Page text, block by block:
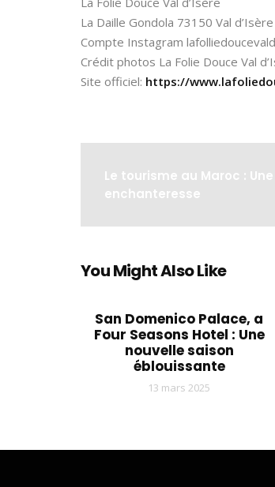
La Daille Gondola 73150 Val d’Isère
Compte Instagram
Crédit photos La Folie Douce Val
Site officiel: https://
Le tourisme au Maroc :
enchanteresse
You Might Also Like
San Domenico Palace, a
Four Seasons Hotel : Une
nouvelle saison
éblouissante
13 mars 2025